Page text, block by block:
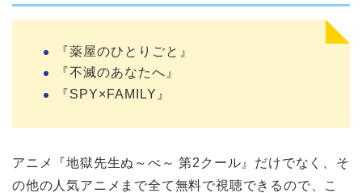
『薬屋のひとりごと』
『不滅のあなたへ』
『SPY×FAMILY』
アニメ『地獄先生ぬ～べ～ 第2クール』だけでなく、そ
の他の人気アニメまで全て無料で視聴できるので、こ